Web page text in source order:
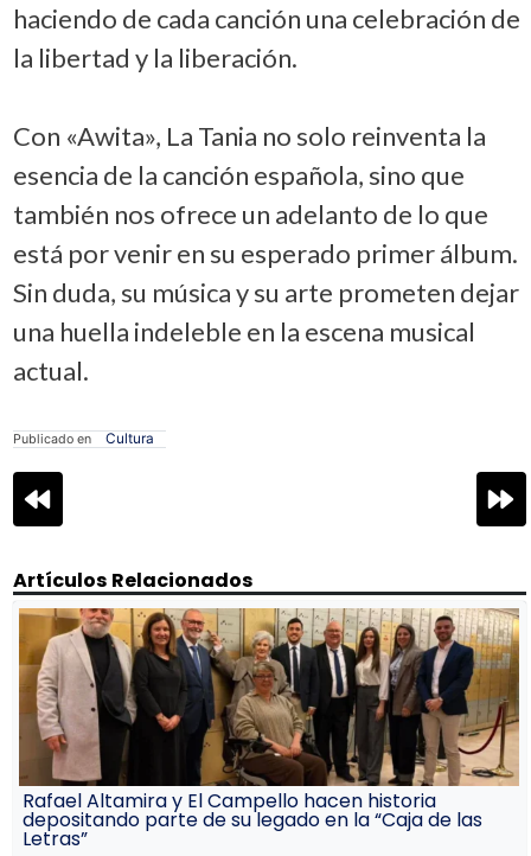
haciendo de cada canción una celebración de
la libertad y la liberación.
Con «Awita», La Tania no solo reinventa la
esencia de la canción española, sino que
también nos ofrece un adelanto de lo que
está por venir en su esperado primer álbum.
Sin duda, su música y su arte prometen dejar
una huella indeleble en la escena musical
actual.
Publicado en Cultura
Navegación
de
Artículos Relacionados
Rafael Altamira y El Campello hacen historia
depositando parte de su legado en la “Caja de las
Letras”